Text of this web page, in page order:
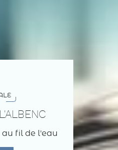
au fil de l'eau